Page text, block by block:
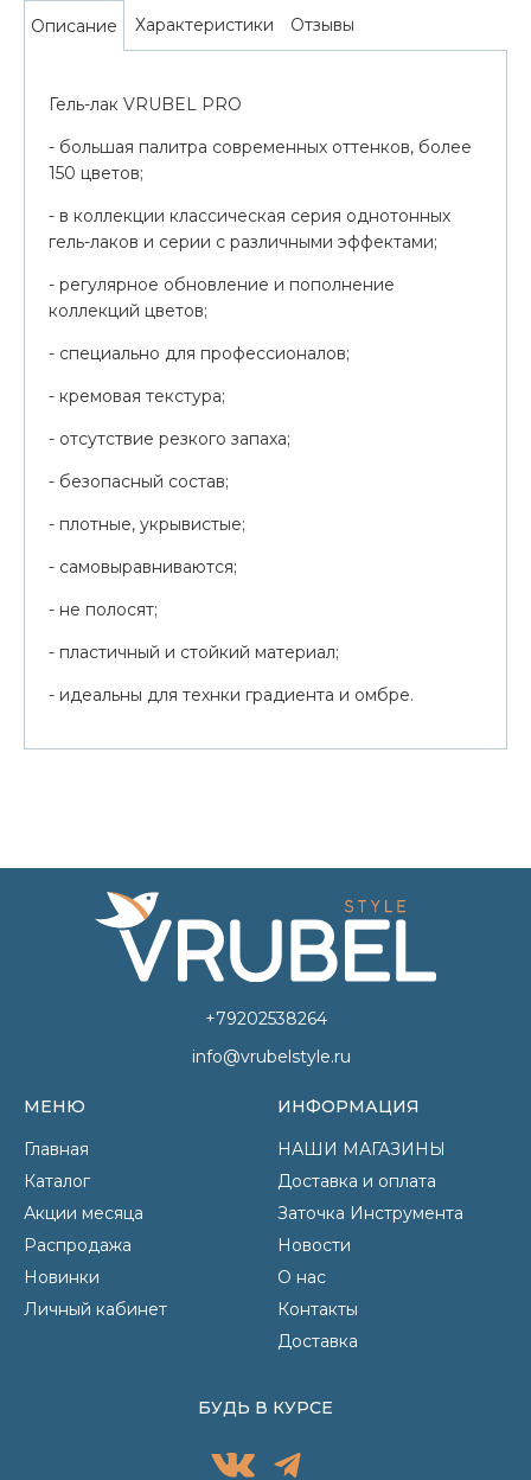
Описание Характеристики Отзывы
Гель-лак VRUBEL PRO
- большая палитра современных оттенков, более
150 цветов;
- в коллекции классическая серия однотонных
гель-лаков и серии с различными эффектами;
- регулярное обновление и пополнение
коллекций цветов;
- специально для профессионалов;
- кремовая текстура;
- отсутствие резкого запаха;
- безопасный состав;
- плотные, укрывистые;
- самовыравниваются;
- не полосят;
- пластичный и стойкий материал;
- идеальны для технки градиента и омбре.
+79202538264
info@vrubelstyle.ru
МЕНЮ
Главная
Каталог
Акции месяца
Распродажа
Новинки
Личный кабинет
ИНФОРМАЦИЯ
НАШИ МАГАЗИНЫ
Доставка и оплата
Заточка Инструмента
Новости
О нас
Контакты
Доставка
БУДЬ В КУРСЕ